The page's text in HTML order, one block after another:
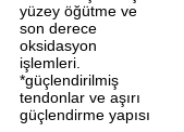
yüzey öğütme ve
son derece
oksidasyon
işlemleri.
*güçlendirilmiş
tendonlar ve aşırı
güçlendirme yapısı